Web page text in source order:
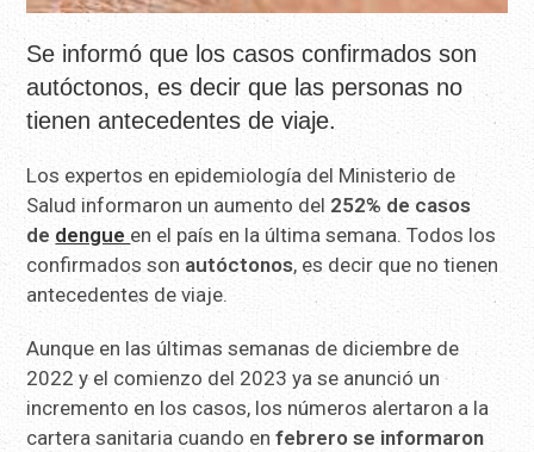
Se informó que los casos confirmados son
autóctonos, es decir que las personas no
tienen antecedentes de viaje.
Los expertos en epidemiología del Ministerio de
Salud informaron un aumento del 252% de casos
de dengue en el país en la última semana. Todos los
confirmados son autóctonos, es decir que no tienen
antecedentes de viaje.
Aunque en las últimas semanas de diciembre de
2022 y el comienzo del 2023 ya se anunció un
incremento en los casos, los números alertaron a la
cartera sanitaria cuando enfebrero se informaron